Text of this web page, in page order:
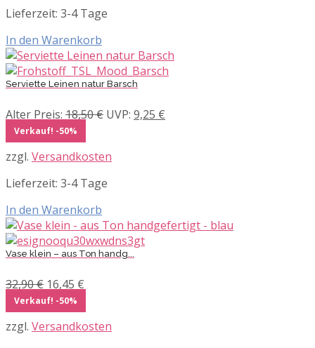
Lieferzeit: 3-4 Tage
In den Warenkorb
Serviette Leinen natur Barsch
Alter Preis: 18,50€ Ursprünglicher
18,50 €
UVP: 9,25 €
Verkauf! -50%
zzgl. Versandkosten
Lieferzeit: 3-4 Tage
In den Warenkorb
Vase klein – aus Ton handg...
32,90€ Ursprünglicher
Preis
war:
32,90 €
16,45 €
ist:
16,45 €.
Verkauf! -50%
zzgl. Versandkosten